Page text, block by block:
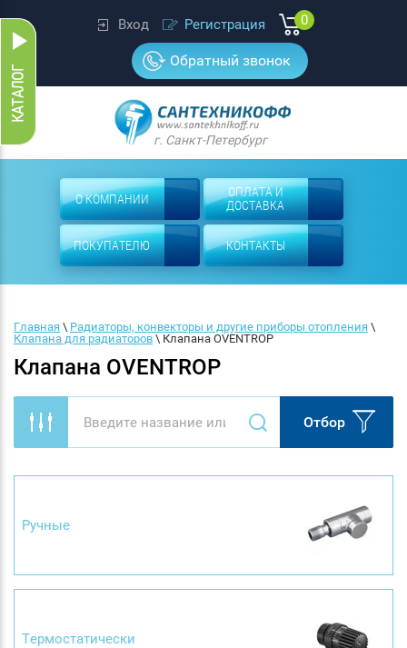
Вход Регистрация 0
Обратный звонок
г. Санкт-Петербург
О КОМПАНИИ
ОПЛАТА И
ДОСТАВКА
ПОКУПАТЕЛЮ КОНТАКТЫ
Главная \ Радиаторы, конвекторы и другие приборы отопления
Клапана для радиаторов \ Клапана OVENTROP
Клапана OVENTROP
Отбор
Ручные
Термостатически